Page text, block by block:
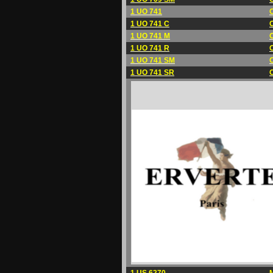
1 UO 741
1 UO 741 C
1 UO 741 M
1 UO 741 R
1 UO 741 SM
1 UO 741 SR